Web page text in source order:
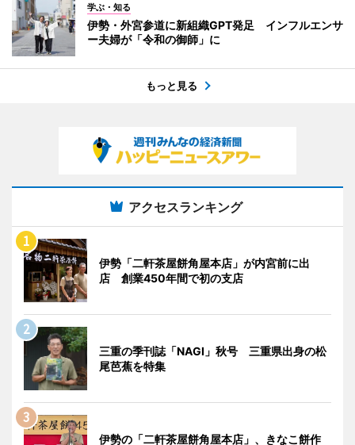
学ぶ・知る
伊勢・外宮参道に新組織GPT発足 インフルエンサ
ー夫婦が「令和の御師」に
もっと見る
アクセスランキング
伊勢「二軒茶屋餅角屋本店」が内宮前に出
店 創業450年間で初の支店
三重の季刊誌「NAGI」秋号 三重県出身の松
尾芭蕉を特集
伊勢の「二軒茶屋餅角屋本店」、きなこ餅作